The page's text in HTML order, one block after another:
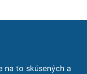
na to skúsených a